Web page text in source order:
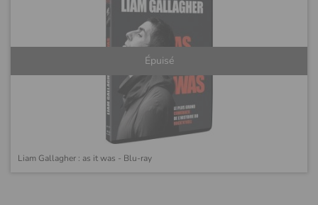
Épuisé
Liam Gallagher : as it was - Blu-ray